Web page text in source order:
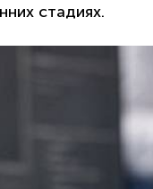
стадиях.